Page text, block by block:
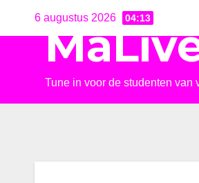
6 augustus 2026 04:13
Tune in voor de studenten van